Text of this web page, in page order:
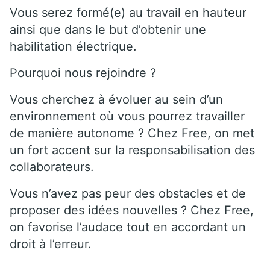
Vous serez formé(e) au travail en hauteur
ainsi que dans le but d’obtenir une
habilitation électrique.
Pourquoi nous rejoindre ?
Vous cherchez à évoluer au sein d’un
environnement où vous pourrez travailler
de manière autonome ? Chez Free, on met
un fort accent sur la responsabilisation des
collaborateurs.
Vous n’avez pas peur des obstacles et de
proposer des idées nouvelles ? Chez Free,
on favorise l’audace tout en accordant un
droit à l’erreur.